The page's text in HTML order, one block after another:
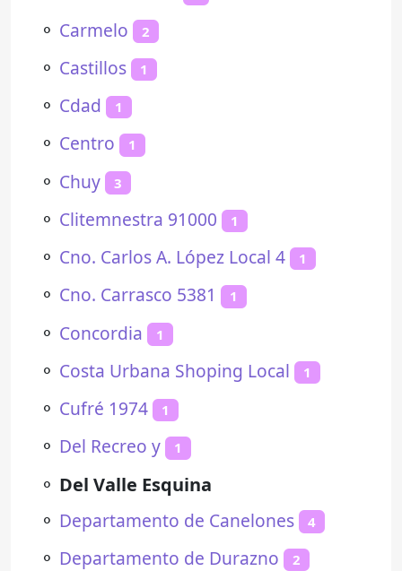
⚬ Carmelo 2
⚬ Castillos 1
⚬ Cdad 1
⚬ Centro 1
⚬ Chuy 3
⚬ Clitemnestra 91000 1
⚬ Cno. Carlos A. López Local 4 1
⚬ Cno. Carrasco 5381 1
⚬ Concordia 1
⚬ Costa Urbana Shoping Local 1
⚬ Cufré 1974 1
⚬ Del Recreo y 1
⚬ Del Valle Esquina
⚬ Departamento de Canelones 4
⚬ Departamento de Durazno 2